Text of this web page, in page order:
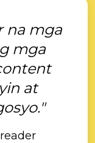
na mga
mga
at